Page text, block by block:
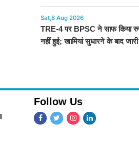
पार्टी’
Sat,8 Aug 2026
TRE-4 पर BPSC ने साफ किया
नहीं हुई; खामियां सुधारने के बाद जारी
Follow Us